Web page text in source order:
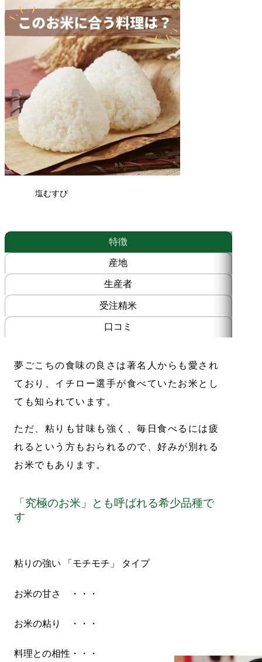
産
個
塩むすび
特徴
産地
生産者
受注精米
口コミ
夢ごこちの食味の良さは著名人からも愛され
ており、イチロー選手が食べていたお米とし
ても知られています。
ただ、粘りも甘味も強く、毎日食べるには疲
れるという方もおられるので、好みが別れる
お米でもあります。
「究極のお米」とも呼ばれる希少品種で
す写真の袋はイメージです。重量によって異な
ります。
粘りの強い 「モチモチ」 タイプ
お米の甘さ ・・・
お米の粘り ・・・
料理との相性 ・・・